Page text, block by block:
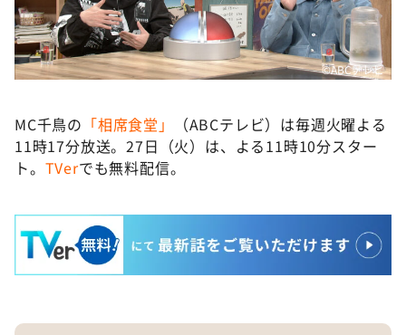
©ABCテレビ
MC千鳥の 「相席食堂」
（ABCテレビ）は毎週火曜よる
11時17分放送。27日（火）は、よる11時10分スター
ト。 TVerでも無料配信。